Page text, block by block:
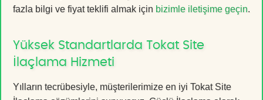
fazla bilgi ve fiyat teklifi almak için bizimle iletişime geçin.
Yüksek Standartlarda Tokat Site
İlaçlama Hizmeti
Yılların tecrübesiyle, müşterilerimize en iyi Tokat Site